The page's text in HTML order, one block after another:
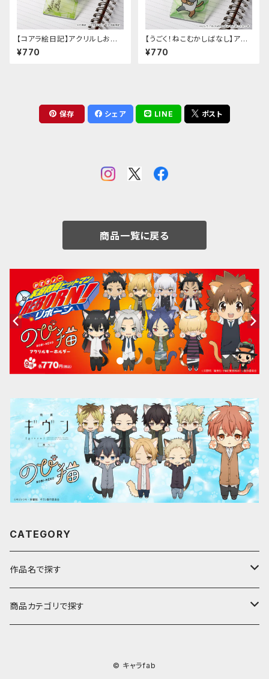
【コアラ絵日記】アクリルしおり
（E）
¥770
【うごく！ねこむかしばなし】アク
リルしおり（F）
¥770
保存 シェア LINE ポスト
商品一覧に戻る
CATEGORY
作品名で探す
ア行
商品カテゴリで探す
© キャラfab